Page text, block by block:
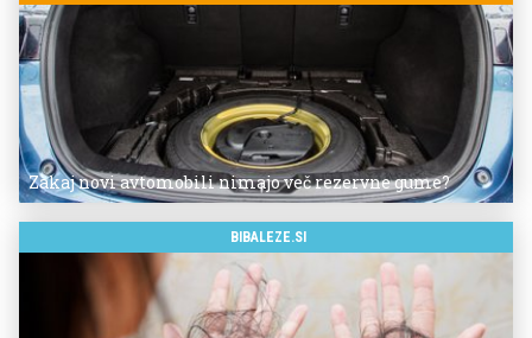
Zakaj novi avtomobili nimajo več rezervne gume?
BIBALEZE.SI